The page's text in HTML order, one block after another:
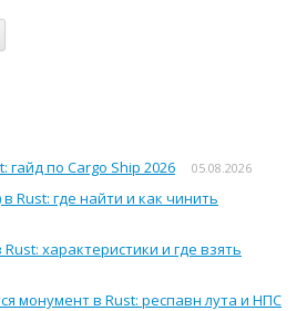
гайд по Cargo Ship 2026 05.08.2026
Rust: где найти и как чинить
характеристики и где взять
монумент в Rust: респавн лута и НПС